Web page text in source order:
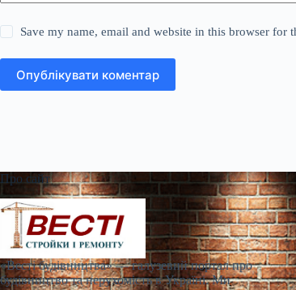
Save my name, email and website in this browser for
Опублікувати коментар
Про сайт
«Весті будівництва» — галузевий портал про
будівництво та нерухомість в Україні. Ми